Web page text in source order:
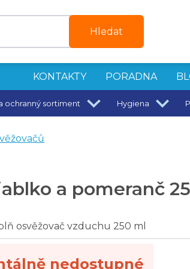
Hledat
KONTAKTY PORADNA
ochranný sortiment Hygiena
a pomeranč
osvěžovač vzduchu 250 ml
nedostupné